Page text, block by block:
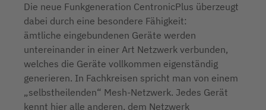
Die neue Funkgeneration CentronicPlus überzeugt
dabei durch eine besondere Fähigkeit:
ämtliche eingebundenen Geräte werden
untereinander in einer Art Netzwerk verbunden,
welches die Geräte vollkommen eigenständig
generieren. In Fachkreisen spricht man von einem
„selbstheilenden“ Mesh-Netzwerk. Jedes Gerät
kennt hier alle anderen, dem Netzwerk